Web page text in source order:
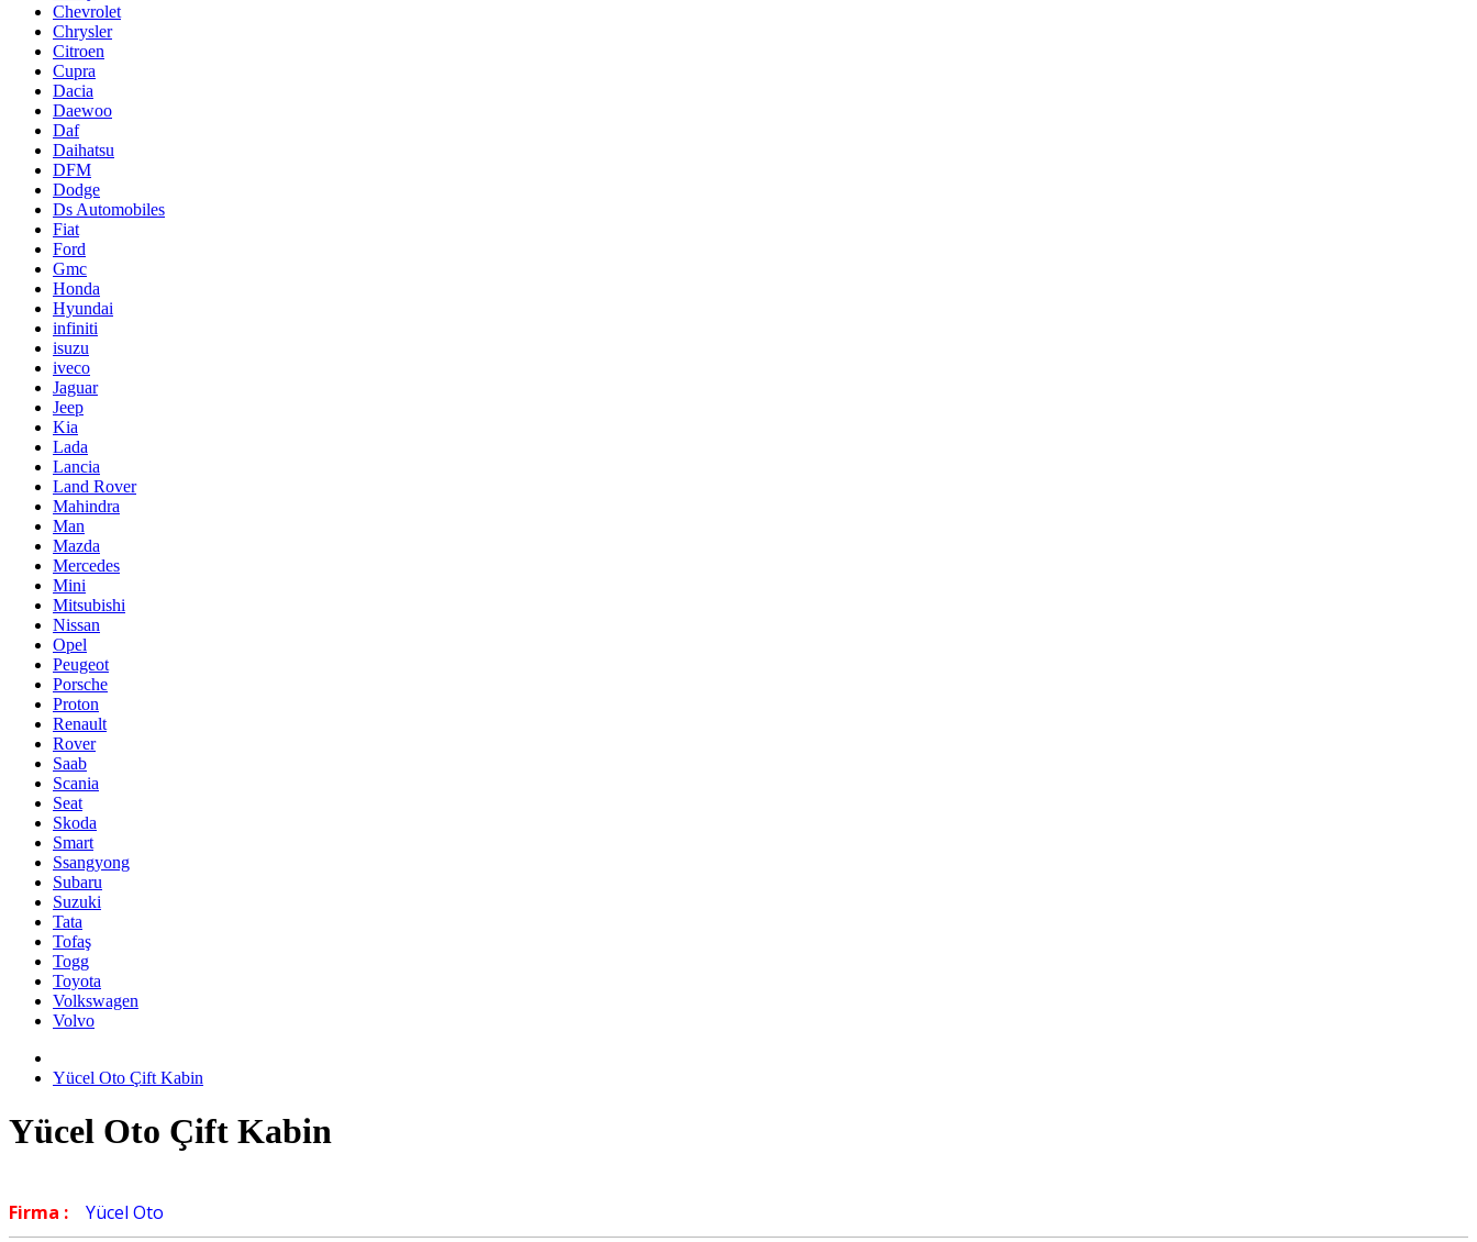
Chevrolet
Chrysler
Citroen
Cupra
Dacia
Daewoo
Daf
Daihatsu
DFM
Dodge
Ds Automobiles
Fiat
Ford
Gmc
Honda
Hyundai
infiniti
isuzu
iveco
Jaguar
Jeep
Kia
Lada
Lancia
Land Rover
Mahindra
Man
Mazda
Mercedes
Mini
Mitsubishi
Nissan
Opel
Peugeot
Porsche
Proton
Renault
Rover
Saab
Scania
Seat
Skoda
Smart
Ssangyong
Subaru
Suzuki
Tata
Tofaş
Togg
Toyota
Volkswagen
Volvo
Yücel Oto Çift Kabin
Yücel Oto Çift Kabin
Firma : Yücel Oto